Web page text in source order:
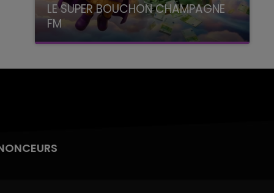
LE SUPER BOUCHON CHAMPAGNE
FM
avec La Famille Champagne FM, à 8H10